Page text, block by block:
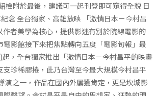
附於最後，建議可一起刊登即可窺得全貌 日
念 全台獨家、高雄放映 「激情日本－今村昌
者美學為核心，提供影迷有別於院線電影的
影館接下來把焦點轉向五度「電影旬報」最
，全台獨家推出「激情日本－今村昌平的映畫
珍稀膠捲，此乃台灣至今最大規模今村昌平
演之一，作品在國內外屢獲肯定，更是坎城影